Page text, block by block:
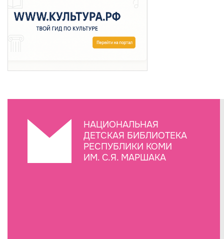
НАЦИОНАЛЬНАЯ
ДЕТСКАЯ БИБЛИОТЕКА
РЕСПУБЛИКИ КОМИ
ИМ. С.Я. МАРШАКА